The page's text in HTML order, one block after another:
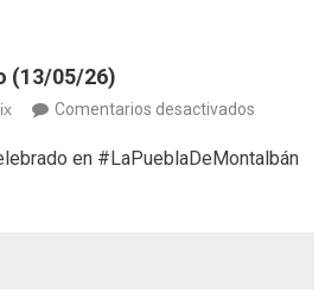
(13/05/26)
Comentarios desactivadosen
en #LaPueblaDeMontalbán